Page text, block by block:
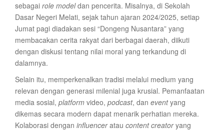
sebagai role modeldan pencerita. Misalnya, di Sekolah
Dasar Negeri Melati, sejak tahun ajaran 2024/2025, setiap
Jumat pagi diadakan sesi “Dongeng Nusantara” yang
membacakan cerita rakyat dari berbagai daerah, diikuti
dengan diskusi tentang nilai moral yang terkandung di
dalamnya.
Selain itu, memperkenalkan tradisi melalui medium yang
relevan dengan generasi milenial juga krusial. Pemanfaatan
media sosial, platform video, podcast, dan eventyang
dikemas secara modern dapat menarik perhatian mereka.
Kolaborasi dengan influenceratau content creatoryang